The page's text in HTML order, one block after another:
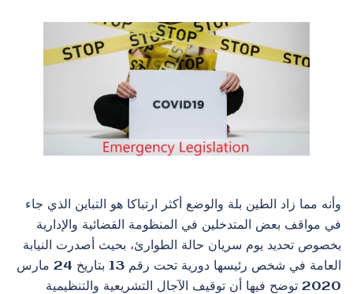
وأنه مما زاد الطين بلة والوضع أكثر ارتباكا هو التباين الذي جاء
في مواقف بعض المتدخلين في المنظومة القضائية والإدارية
بخصوص تحديد يوم سريان حالة الطوارئ، بحيث أصدرت النيابة
العامة في شخص رئيسها دورية تحت رقم 13 بتاريخ 24 مارس
2020 توضح فيها أن توقيف الآجال التشريعية والتنظيمية